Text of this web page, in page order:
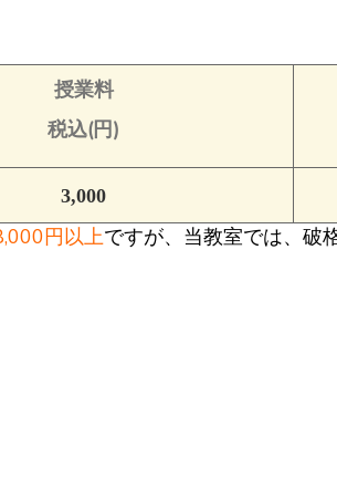
授業料
税込(円)
3,000
円以上ですが、当教室では、破